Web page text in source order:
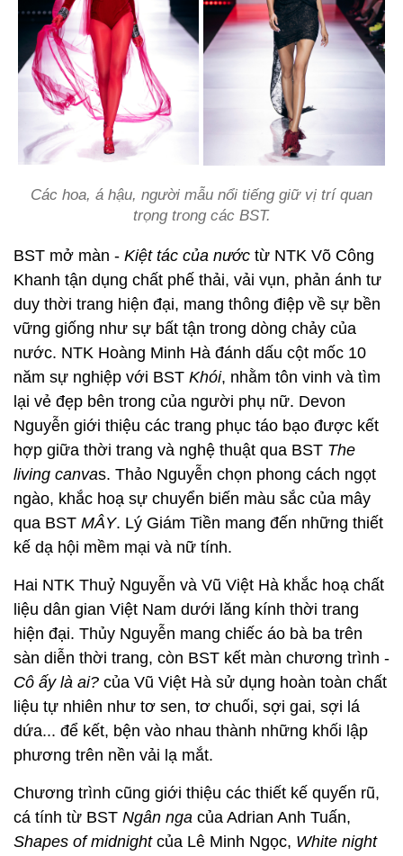
Các hoa, á hậu, người mẫu nổi tiếng giữ vị trí quan
trọng trong các BST.
BST mở màn - Kiệt tác của nước từ NTK Võ Công
Khanh tận dụng chất phế thải, vải vụn, phản ánh tư
duy thời trang hiện đại, mang thông điệp về sự bền
vững giống như sự bất tận trong dòng chảy của
nước. NTK Hoàng Minh Hà đánh dấu cột mốc 10
năm sự nghiệp với BST Khói, nhằm tôn vinh và tìm
lại vẻ đẹp bên trong của người phụ nữ. Devon
Nguyễn giới thiệu các trang phục táo bạo được kết
hợp giữa thời trang và nghệ thuật qua BST The
living canvas. Thảo Nguyễn chọn phong cách ngọt
ngào, khắc hoạ sự chuyển biến màu sắc của mây
qua BST MÂY. Lý Giám Tiền mang đến những thiết
kế dạ hội mềm mại và nữ tính.
Hai NTK Thuỷ Nguyễn và Vũ Việt Hà khắc hoạ chất
liệu dân gian Việt Nam dưới lăng kính thời trang
hiện đại. Thủy Nguyễn mang chiếc áo bà ba trên
sàn diễn thời trang, còn BST kết màn chương trình -
Cô ấy là ai? của Vũ Việt Hà sử dụng hoàn toàn chất
liệu tự nhiên như tơ sen, tơ chuối, sợi gai, sợi lá
dứa... để kết, bện vào nhau thành những khối lập
phương trên nền vải lạ mắt.
Chương trình cũng giới thiệu các thiết kế quyến rũ,
cá tính từ BST Ngân nga của Adrian Anh Tuấn,
Shapes of midnight của Lê Minh Ngọc, White night